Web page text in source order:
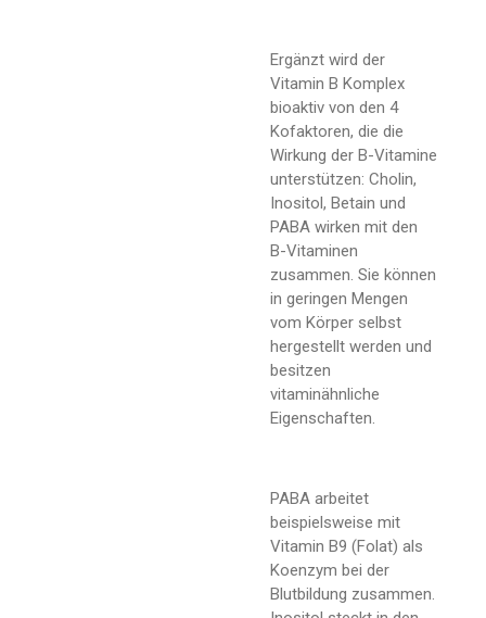
Ergänzt wird der
Vitamin B Komplex
bioaktiv von den 4
Kofaktoren, die die
Wirkung der B-Vitamine
unterstützen: Cholin,
Inositol, Betain und
PABA wirken mit den
B-Vitaminen
zusammen. Sie können
in geringen Mengen
vom Körper selbst
hergestellt werden und
besitzen
vitaminähnliche
Eigenschaften.
PABA arbeitet
beispielsweise mit
Vitamin B9 (Folat) als
Koenzym bei der
Blutbildung zusammen.